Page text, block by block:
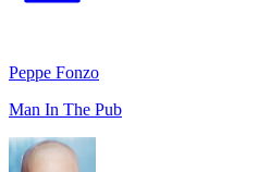
Peppe Fonzo
Man In The Pub